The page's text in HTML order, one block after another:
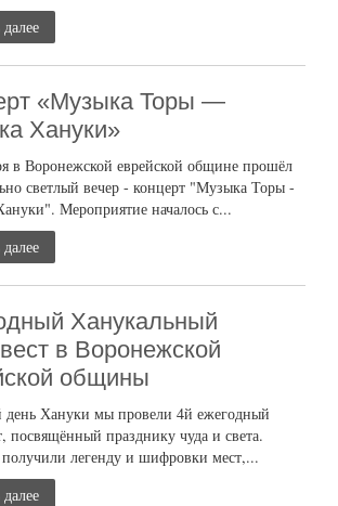
«Музыка Торы —
Хануки»
в Воронежской еврейской общине прошёл
светлый вечер - концерт "Музыка Торы -
Мероприятие началось с...
Ханукальный
в Воронежской
общины
день Хануки мы провели 4й ежегодный
посвящённый празднику чуда и света.
легенду и шифровки мест,...